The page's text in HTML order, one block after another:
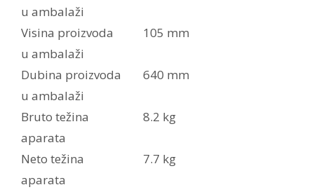
u ambalaži
Visina proizvoda
u ambalaži
105 mm
Dubina proizvoda
u ambalaži
640 mm
Bruto težina
aparata
8.2 kg
Neto težina
aparata
7.7 kg